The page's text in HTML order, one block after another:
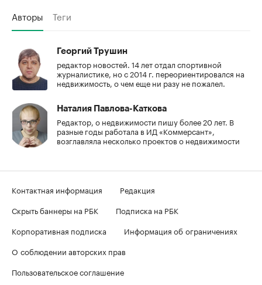
Авторы Теги
Георгий Трушин
редактор новостей. 14 лет отдал спортивной
журналистике, но с 2014 г. переориентировался на
недвижимость, о чем еще ни разу не пожалел.
Наталия Павлова-Каткова
Редактор, о недвижимости пишу более 20 лет. В
разные годы работала в ИД «Коммерсант»,
возглавляла несколько проектов о недвижимости
Контактная информация
Редакция
Скрыть баннеры на РБК
Подписка на РБК
Корпоративная подписка
Информация об ограничениях
О соблюдении авторских прав
Пользовательское соглашение